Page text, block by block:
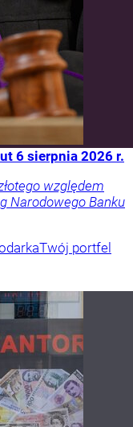
6 sierpnia 2026 r.
względem
Narodowego Banku
Twój portfel